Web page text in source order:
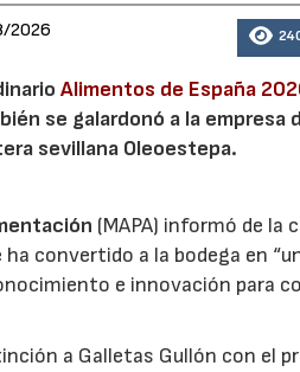
2026
Alimentos de España
se galardonó a la empresa
sevillana Oleoestepa.
(MAPA) informó de la
convertido a la bodega en
e innovación para
a Galletas Gullón con el